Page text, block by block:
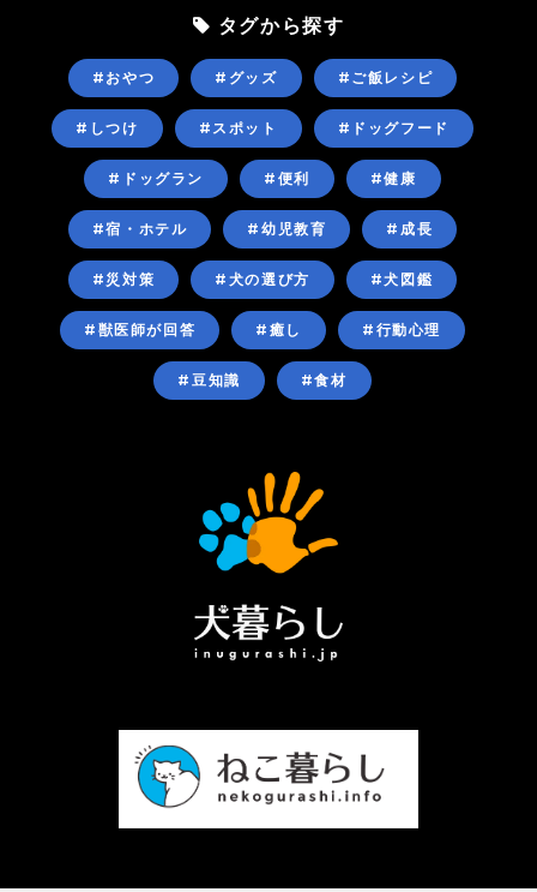
タグから探す
#おやつ #グッズ #ご飯レシピ
#しつけ #スポット #ドッグフード
#ドッグラン #便利 #健康
#宿・ホテル #幼児教育 #成長
#災対策 #犬の選び方 #犬図鑑
#獣医師が回答 #癒し #行動心理
#豆知識 #食材